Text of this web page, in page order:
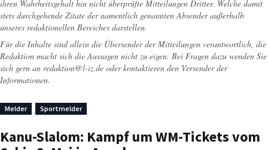
ihren Wahrheitsgehalt hin nicht überprüfte Mitteilungen Dritter. Welche damit
stets durchgehende Zitate der namentlich genannten Absender außerhalb
unseres redaktionellen Bereiches darstellen.
Für die Inhalte sind allein die Übersender der Mitteilungen verantwortlich, die
Redaktion macht sich die Aussagen nicht zu eigen. Bei Fragen dazu wenden Sie
sich gern an redaktion@l-iz.de oder kontaktieren den Versender der
Informationen.
Melder Sportmelder
Kanu-Slalom: Kampf um WM-Tickets vom